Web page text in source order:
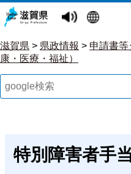
滋賀県 > 県政情報 > 申請書等
康・医療・福祉）
特別障害者手